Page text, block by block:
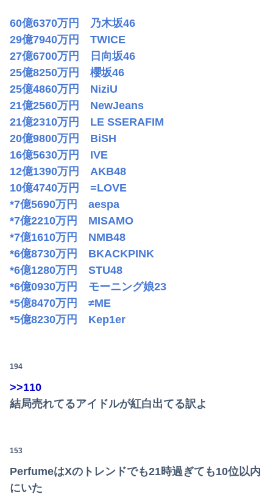
60億6370万円 乃木坂46
29億7940万円 TWICE
27億6700万円 日向坂46
25億8250万円 櫻坂46
25億4860万円 NiziU
21億2560万円 NewJeans
21億2310万円 LE SSERAFIM
20億9800万円 BiSH
16億5630万円 IVE
12億1390万円 AKB48
10億4740万円 =LOVE
*7億5690万円 aespa
*7億2210万円 MISAMO
*7億1610万円 NMB48
*6億8730万円 BKACKPINK
*6億1280万円 STU48
*6億0930万円 モーニング娘23
*5億8470万円 ≠ME
*5億8230万円 Kep1er
194
>>110
結局売れてるアイドルが紅白出てる訳よ
153
PerfumeはXのトレンドでも21時過ぎても10位以内
にいた